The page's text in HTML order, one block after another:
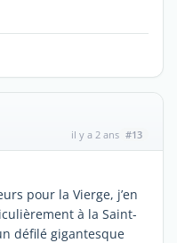
il y a 2 ans #13
pour la Vierge, j’en
à la Saint-
défilé gigantesque